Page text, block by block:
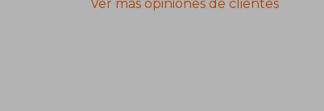
Ver más opiniones de clientes